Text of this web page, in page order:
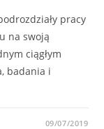
pracy
na swoją
ciągłym
badania i
09/07/2019